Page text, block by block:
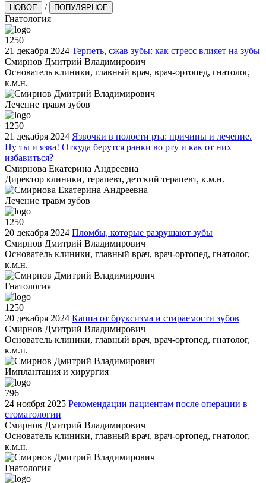
НОВОЕ / ПОПУЛЯРНОЕ
Гнатология
1250
21 декабря 2024 Терпеть, сжав зубы: как стресс влияет на зубы
Смирнов Дмитрий Владимирович
Основатель клиники, главный врач, врач-ортопед, гнатолог,
к.м.н.
Лечение травм зубов
1250
21 декабря 2024 Язвочки в полости рта: причины и лечение.
Ну ты и язва! Откуда берутся ранки во рту и как от них
избавиться?
Смирнова Екатерина Андреевна
Директор клиники, терапевт, детский терапевт, к.м.н.
Лечение травм зубов
1250
20 декабря 2024 Пломбы, которые разрушают зубы
Смирнов Дмитрий Владимирович
Основатель клиники, главный врач, врач-ортопед, гнатолог,
к.м.н.
Гнатология
1250
20 декабря 2024 Каппа от бруксизма и стираемости зубов
Смирнов Дмитрий Владимирович
Основатель клиники, главный врач, врач-ортопед, гнатолог,
к.м.н.
Имплантация и хирургия
796
24 ноября 2025 Рекомендации пациентам после операции в
стоматологии
Смирнов Дмитрий Владимирович
Основатель клиники, главный врач, врач-ортопед, гнатолог,
к.м.н.
Гнатология